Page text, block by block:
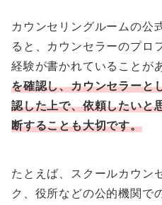
カウンセリングルームの公
ると、カウンセラーのプロ
経験が書かれていることが
を確認し、カウンセラーと
認した上で、依頼したいと
断することも大切です。
たとえば、スクールカウン
ク、役所などの公的機関で